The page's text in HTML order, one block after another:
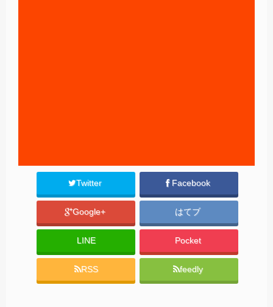
Twitter Facebook
Google+ はてブ
LINE Pocket
RSS feedly